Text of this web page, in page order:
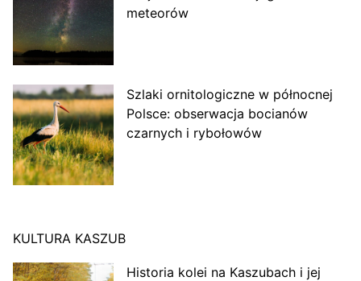
meteorów
Szlaki ornitologiczne w północnej
Polsce: obserwacja bocianów
czarnych i rybołowów
KULTURA KASZUB
Historia kolei na Kaszubach i jej